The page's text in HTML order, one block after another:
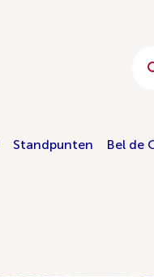
Standpunten Bel de